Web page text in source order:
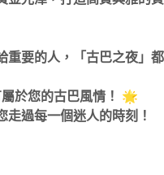
重要的人，「古巴之夜」
於您的古巴風情！ 🌟
過每一個迷人的時刻！